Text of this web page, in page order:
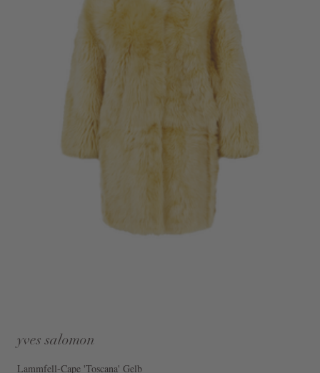
yves salomon
Lammfell-Cape 'Toscana' Gelb